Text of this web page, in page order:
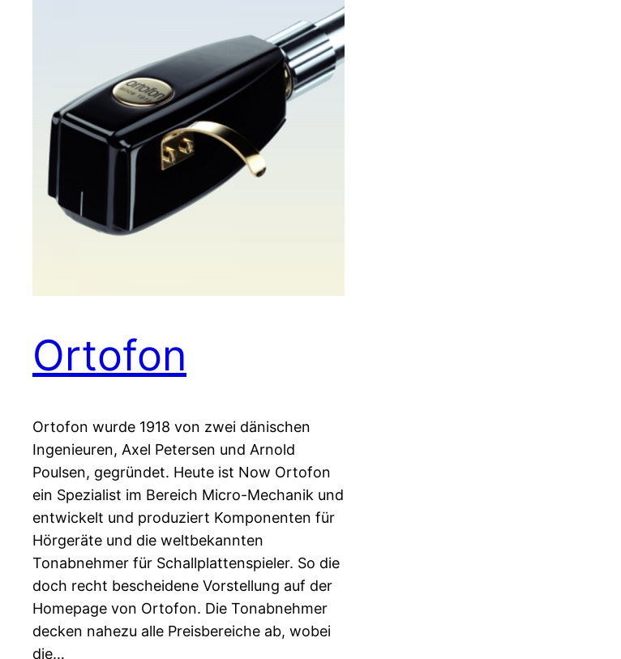
Ortofon
Ortofon wurde 1918 von zwei dänischen
Ingenieuren, Axel Petersen und Arnold
Poulsen, gegründet. Heute ist Now Ortofon
ein Spezialist im Bereich Micro-Mechanik und
entwickelt und produziert Komponenten für
Hörgeräte und die weltbekannten
Tonabnehmer für Schallplattenspieler. So die
doch recht bescheidene Vorstellung auf der
Homepage von Ortofon. Die Tonabnehmer
decken nahezu alle Preisbereiche ab, wobei
die…